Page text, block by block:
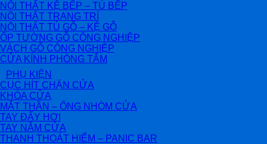
NỘI THẤT KỆ BẾP – TỦ BẾP
NỘI THẤT TRANG TRÍ
NỘI THẤT TỦ GỖ – KỆ GỖ
ỐP TƯỜNG GỖ CÔNG NGHIỆP
VÁCH GỖ CÔNG NGHIỆP
CỬA KÍNH PHÒNG TẮM
PHỤ KIỆN
CỤC HÍT CHẶN CỬA
KHÓA CỬA
MẮT THẦN – ỐNG NHÒM CỬA
TAY ĐẨY HƠI
TAY NẮM CỬA
THANH THOÁT HIỂM – PANIC BAR